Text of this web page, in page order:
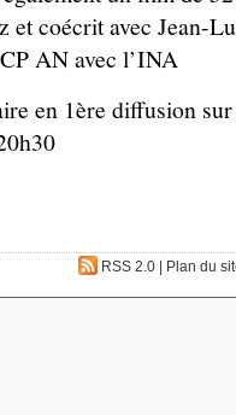
et coécrit avec Jean-
AN avec l’INA
en 1ère diffusion
RSS 2.0 | Plan du